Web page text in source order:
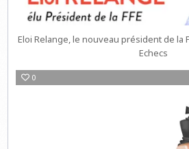
Eloi Relange, le nouveau président de la
Echecs
0